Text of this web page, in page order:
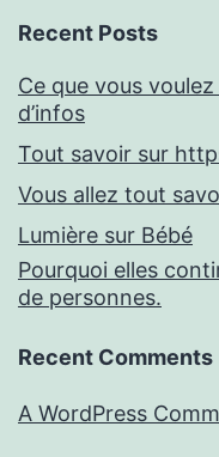
Recent Posts
Ce que vous
d’infos
Tout savoir sur
Vous allez tout
Lumière sur Bébé
Pourquoi elles
de personnes.
Recent Comments
A WordPress